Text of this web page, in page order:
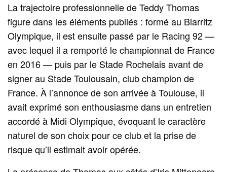
La trajectoire professionnelle de Teddy Thomas
figure dans les éléments publiés : formé au Biarritz
Olympique, il est ensuite passé par le Racing 92 —
avec lequel il a remporté le championnat de France
en 2016 — puis par le Stade Rochelais avant de
signer au Stade Toulousain, club champion de
France. À l’annonce de son arrivée à Toulouse, il
avait exprimé son enthousiasme dans un entretien
accordé à Midi Olympique, évoquant le caractère
naturel de son choix pour ce club et la prise de
risque qu’il estimait avoir opérée.